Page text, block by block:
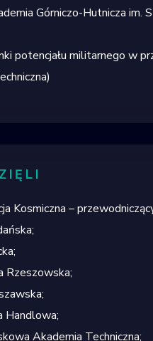
Górniczo-Hutnicza im.
potencjału militarnego w
Kosmiczna –
Rzeszowska;
Handlowa;
Akademia Techniczna;